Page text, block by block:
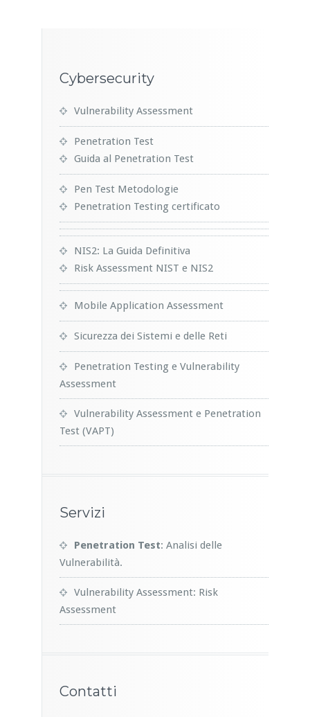
Cybersecurity
Vulnerability Assessment
Penetration Test
Guida al Penetration Test
Pen Test Metodologie
Penetration Testing certificato
NIS2: La Guida Definitiva
Risk Assessment NIST e NIS2
Mobile Application Assessment
Sicurezza dei Sistemi e delle Reti
Penetration Testing e Vulnerability
Assessment
Vulnerability Assessment e Penetration
Test (VAPT)
Servizi
Penetration Test: Analisi delle
Vulnerabilità.
Vulnerability Assessment: Risk
Assessment
Contatti